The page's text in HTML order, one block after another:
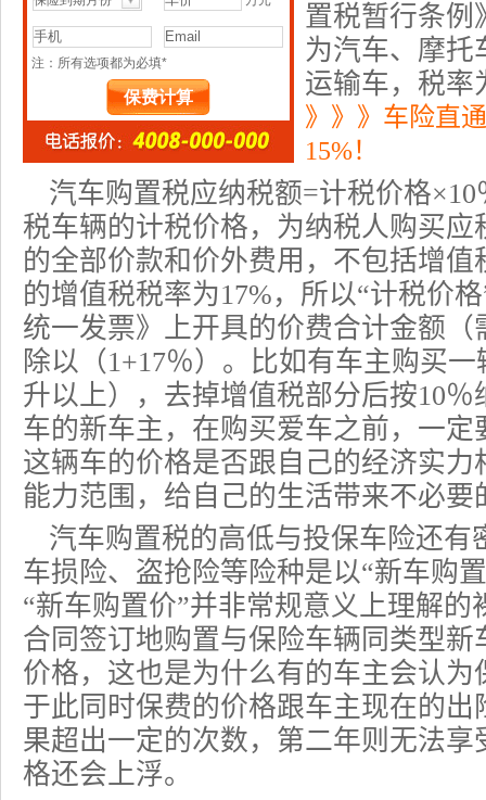
置税暂行条例
为汽车、摩托
运输车，税率
》》》车险直
15%！
汽车购置税应纳税额=计税价格
税车辆的计税价格，为纳税人购买
的全部价款和价外费用，不包括增
的增值税税率为17%，所以“计税价
统一发票》上开具的价费合计金额
除以（1+17％）。比如有车主购买
升以上），去掉增值税部分后按10
车的新车主，在购买爱车之前，一
这辆车的价格是否跟自己的经济实
能力范围，给自己的生活带来不必要
汽车购置税的高低与投保车险还有
车损险、 盗抢险等险种是以“新车购
“新车购置价”并非常规意义上理解
合同签订地购置与保险车辆 同类型
价格，这也是为什么有的车主会认
于此同时保费的价格跟车主现在的
果超出一定的次数，第二年则无法
格还会上浮。